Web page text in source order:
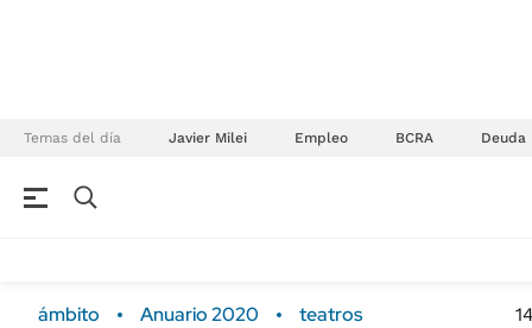
Temas del día Javier Milei Empleo BCRA Deuda
ámbito Anuario 2020 teatros